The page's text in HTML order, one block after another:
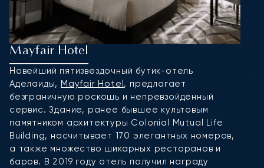
Mayfair Hotel
Новейший пятизвёздочный бутик-отель
Аделаиды, Mayfair Hotel, предлагает
безграничную роскошь и непревзойдённый
сервис. Здание, ранее бывшее культовым
памятником архитектуры Colonial Mutual Life
Building, насчитывает 170 элегантных номеров,
а также множество шикарных ресторанов и
баров. В 2019 году отель получил награду